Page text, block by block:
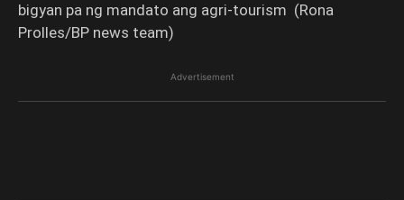
bigyan pa ng mandato ang agri-tourism (Rona
Prolles/BP news team)
Advertisement